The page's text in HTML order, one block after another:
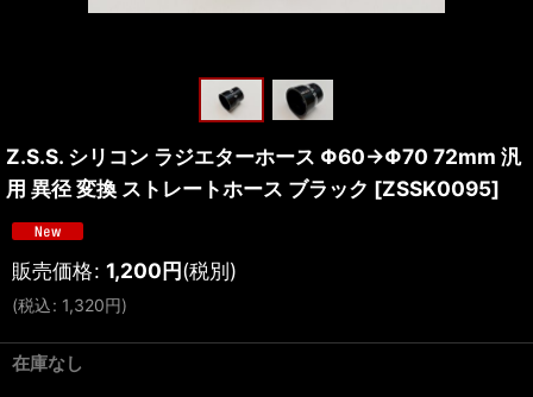
Z.S.S. シリコン ラジエターホース Φ60→Φ70 72mm 汎
用 異径 変換 ストレートホース ブラック [ZSSK0095]
販売価格: 1,200円(税別)
(税込: 1,320円)
在庫なし